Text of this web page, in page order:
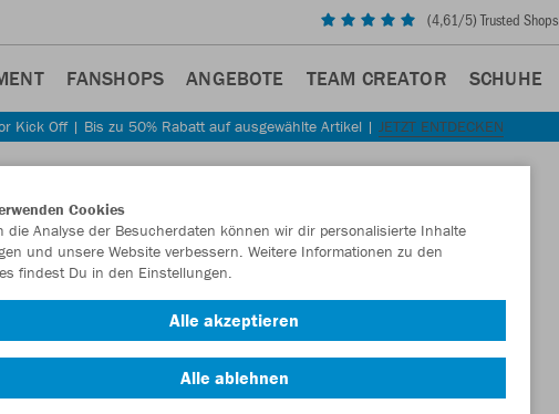
(4,61/5) Trusted Shops
FANSHOPS ANGEBOTE TEAM CREATOR SCHUHE
Kick Off | Bis zu 50% Rabatt auf ausgewählte Artikel | JETZT ENTDECKEN
Cookies
die Analyse der Besucherdaten können wir dir personalisierte Inhalte
und unsere Website verbessern. Weitere Informationen zu den
findest Du in den Einstellungen.
Alle akzeptieren
Alle ablehnen